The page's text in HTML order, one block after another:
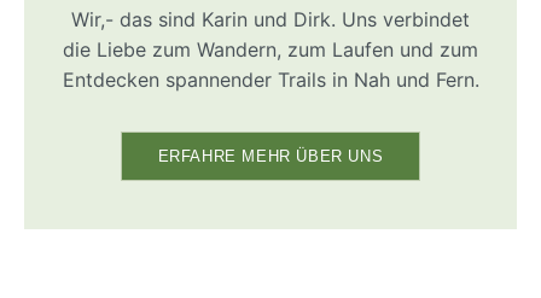
Wir,- das sind Karin und Dirk. Uns verbindet
die Liebe zum Wandern, zum Laufen und zum
Entdecken spannender Trails in Nah und Fern.
ERFAHRE MEHR ÜBER UNS